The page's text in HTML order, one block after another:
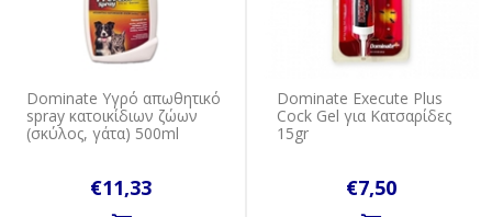
Dominate Υγρό απωθητικό
spray κατοικίδιων ζώων
(σκύλος, γάτα) 500ml
€11,33
Dominate Execute Plus
Cock Gel για Κατσαρίδες
15gr
€7,50